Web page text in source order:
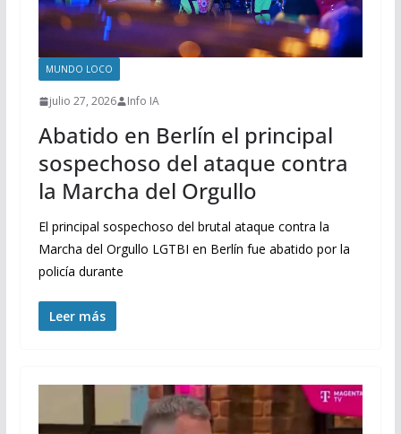
MUNDO LOCO
julio 27, 2026 Info IA
Abatido en Berlín el principal
sospechoso del ataque contra
la Marcha del Orgullo
El principal sospechoso del brutal ataque contra la
Marcha del Orgullo LGTBI en Berlín fue abatido por la
policía durante
Leer más